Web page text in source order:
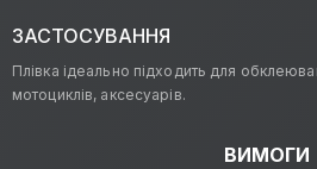
ЗАСТОСУВАННЯ
Плівка ідеально підходить для
мотоциклів, аксесуарів.
ВИМОГИ